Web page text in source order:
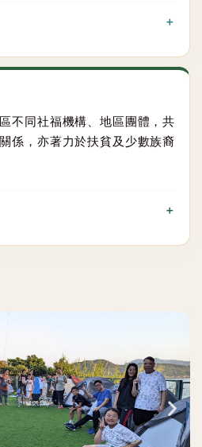
不同社福機構、地區團體，共
係，亦著力於扶貧及少數族裔